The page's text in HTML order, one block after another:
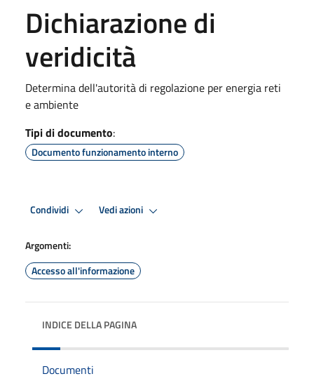
Dichiarazione di
veridicità
Determina dell'autorità di regolazione per energia reti
e ambiente
Tipi di documento:
Documento funzionamento interno
Condividi Vedi azioni
Argomenti:
Accesso all'informazione
INDICE DELLA PAGINA
Documenti